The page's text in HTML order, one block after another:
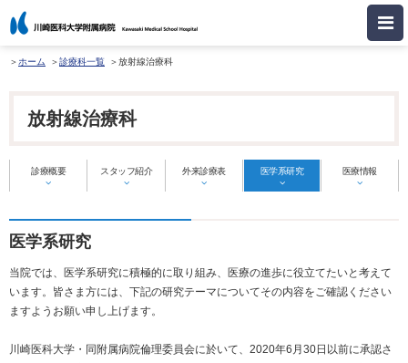
ホーム 診療科一覧 放射線治療科
放射線治療科
診療概要 スタッフ紹介 外来診療表 医学系研究 医療情報
医学系研究
当院では、医学系研究に積極的に取り組み、医療の進歩に役立てたいと考えて
います。皆さま方には、下記の研究テーマについてその内容をご確認ください
ますようお願い申し上げます。
川崎医科大学・同附属病院倫理委員会に於いて、2020年6月30日以前に承認さ